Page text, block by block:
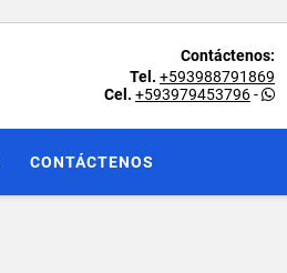
Contáctenos:
Tel. +593988791869
Cel. +593979453796-
CONTÁCTENOS